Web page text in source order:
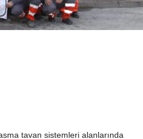
tavan sistemleri alanlarında